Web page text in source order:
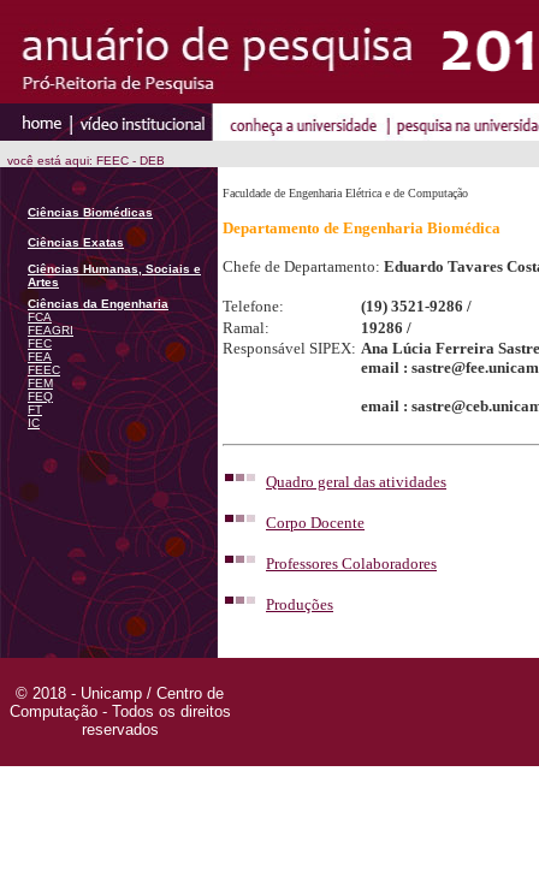
você está aqui: FEEC - DEB
Ciências Biomédicas
Ciências Exatas
Ciências Humanas, Sociais e
Artes
Ciências da Engenharia
FCA
FEAGRI
FEC
FEA
FEEC
FEM
FEQ
FT
IC
Faculdade de Engenharia Elétrica e de Computação
Departamento de Engenharia Biomédica
Chefe de Departamento: Eduardo Tavares
Telefone:
(19) 3521-9286 /
Ramal:
19286 /
Responsável SIPEX: Ana Lúcia Ferreira Sastre
email :
email :
Quadro geral das atividades
Corpo Docente
Professores Colaboradores
Produções
© 2018 - Unicamp / Centro de
Computação - Todos os direitos
reservados